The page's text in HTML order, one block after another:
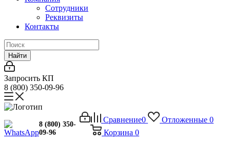
Сотрудники
Реквизиты
Контакты
Найти
Запросить КП
8 (800) 350-09-96
Сравнение0 Отложенные 0
Корзина 0
8 (800) 350-
09-96